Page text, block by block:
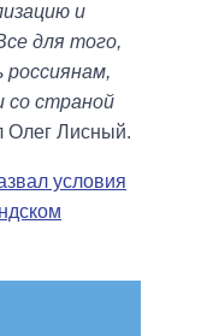
и
для того,
со страной
Олег Лисный.
условия